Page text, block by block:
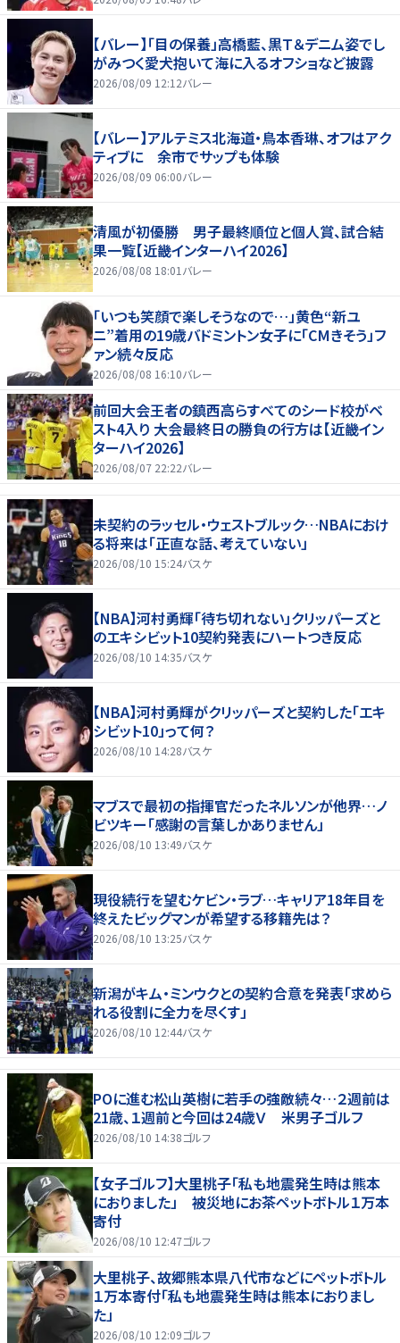
【バレー】「目の保養」高橋藍、黒Ｔ＆デニム姿でし
がみつく愛犬抱いて海に入るオフショなど披露
2026/08/09 12:12バレー
【バレー】アルテミス北海道・鳥本香琳、オフはアク
ティブに 余市でサップも体験
2026/08/09 06:00バレー
清風が初優勝 男子最終順位と個人賞、試合結
果一覧【近畿インターハイ2026】
2026/08/08 18:01 バレー
「いつも笑顔で楽しそうなので…」黄色“新ユ
ニ”着用の19歳バドミントン女子に「CMきそう」フ
ァン続々反応
2026/08/08 16:10バレー
前回大会王者の鎮西高らすべてのシード校がベ
スト4入り 大会最終日の勝負の行方は【近畿イン
ターハイ2026】
2026/08/07 22:22バレー
未契約のラッセル・ウェストブルック…NBAにおけ
る将来は「正直な話、考えていない」
2026/08/10 15:24バスケ
【NBA】河村勇輝「待ち切れない」クリッパーズと
のエキシビット10契約発表にハートつき反応
2026/08/10 14:35バスケ
【NBA】河村勇輝がクリッパーズと契約した「エキ
シビット10」って何？
2026/08/10 14:28バスケ
マブスで最初の指揮官だったネルソンが他界…ノ
ビツキー「感謝の言葉しかありません」
2026/08/10 13:49バスケ
現役続行を望むケビン・ラブ…キャリア18年目を
終えたビッグマンが希望する移籍先は？
2026/08/10 13:25バスケ
新潟がキム・ミンウクとの契約合意を発表「求めら
れる役割に全力を尽くす」
2026/08/10 12:44バスケ
POに進む松山英樹に若手の強敵続々…２週前は
21歳、１週前と今回は24歳Ｖ 米男子ゴルフ
2026/08/10 14:38ゴルフ
【女子ゴルフ】大里桃子「私も地震発生時は熊本
におりました」 被災地にお茶ペットボトル１万本
寄付
2026/08/10 12:47ゴルフ
大里桃子、故郷熊本県八代市などにペットボトル
１万本寄付「私も地震発生時は熊本におりまし
た」
2026/08/10 12:09ゴルフ